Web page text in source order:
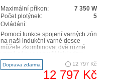
Maximální příkon:
7 350 W
Počet plotýnek:
5
Ovládání:
Pomocí funkce spojení varných zón
na naší indukční varné desce
můžete zkombinovat dvě různé
velkou varnou plochu. Nast..
Doprava zdarma 12 797 Kč
12 797 Kč